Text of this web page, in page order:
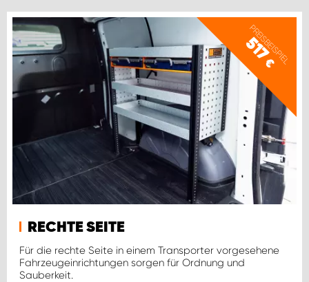
PREISBEISPIEL
517
€
RECHTE SEITE
Für die rechte Seite in einem Transporter vorgesehene
Fahrzeugeinrichtungen sorgen für Ordnung und
Sauberkeit.